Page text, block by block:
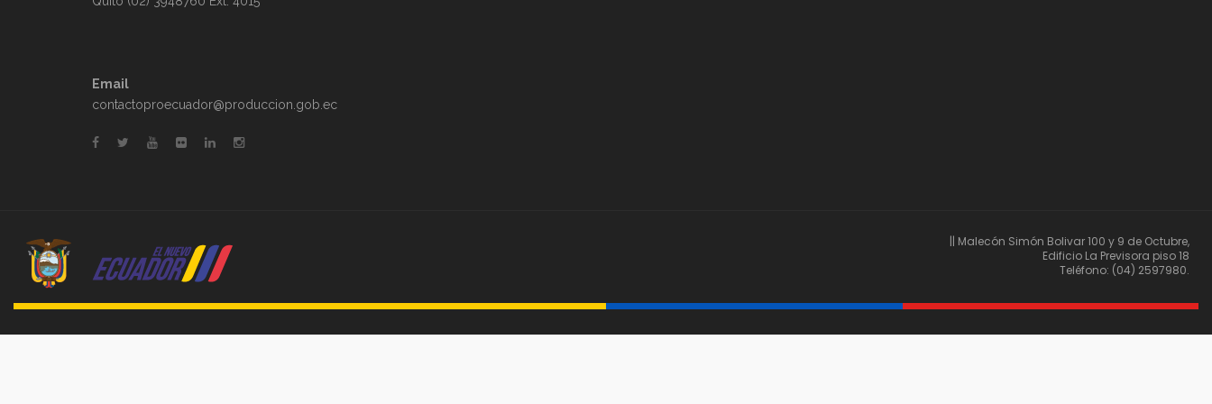
Email
contactoproecuador@produccion.gob.ec
|| Malecón Simón Bolivar 100 y 9 de Octubre,
Edificio La Previsora piso 18
Teléfono: (04) 2597980.